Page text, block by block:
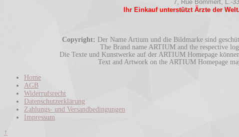
7, Rue Bommert, L.-
Ihr Einkauf unterstützt Ärzte der
Copyright: Der Name Artium und die Bildmarke sind
The Brand name ARTIUM and the respective
Die Texte und Kunstwerke auf der ARTIUM Homepage
Text and Artwork on the ARTIUM Homepage
Home
AGB
Widerrufsrecht
Datenschutzerklärung
Zahlungs- und Versandbedingungen
Impressum
↑